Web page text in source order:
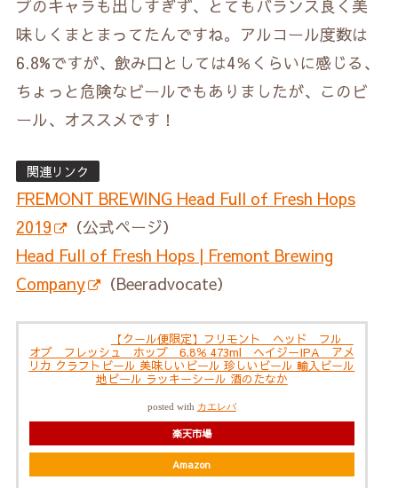
プのキャラも出しすぎず、とてもバランス良く美
味しくまとまってたんですね。アルコール度数は
6.8%ですが、飲み口としては4％くらいに感じる、
ちょっと危険なビールでもありましたが、このビ
ール、オススメです！
関連リンク
FREMONT BREWING Head Full of Fresh Hops
2019
（公式ページ）
Head Full of Fresh Hops | Fremont Brewing
Company
（Beeradvocate）
【クール便限定】フリモント ヘッド フル
オブ フレッシュ ホップ 6.8％ 473ml ヘイジーIPA アメ
リカ クラフトビール 美味しいビール 珍しいビール 輸入ビール
地ビール ラッキーシール 酒のたなか
posted with カエレバ
楽天市場
Amazon